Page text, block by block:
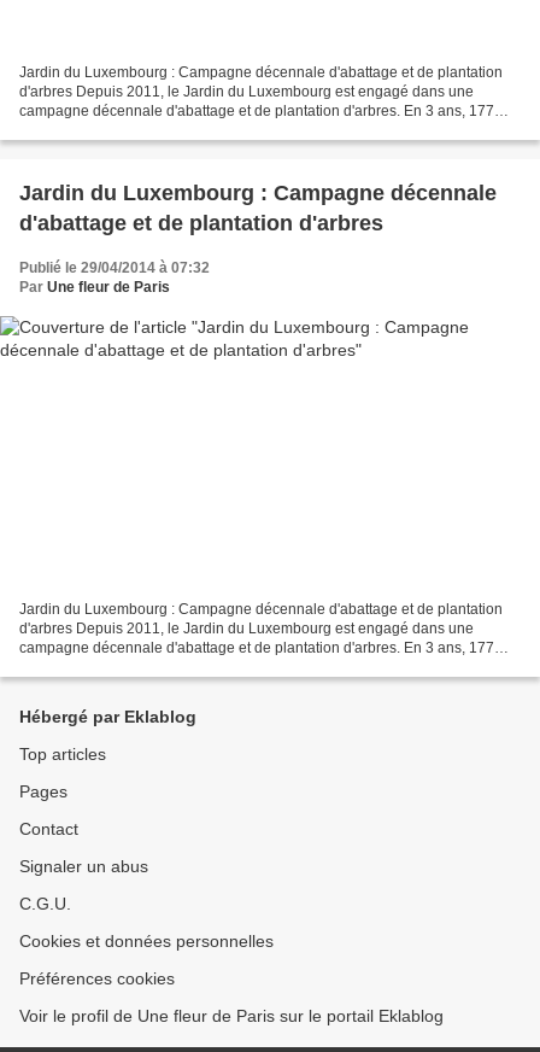
Jardin du Luxembourg : Campagne décennale d'abattage et de plantation
d'arbres Depuis 2011, le Jardin du Luxembourg est engagé dans une
campagne décennale d'abattage et de plantation d'arbres. En 3 ans, 177
Jardin du Luxembourg : Campagne décennale
d'abattage et de plantation d'arbres
Publié le 29/04/2014 à 07:32
Par Une fleur de Paris
Jardin du Luxembourg : Campagne décennale d'abattage et de plantation
d'arbres Depuis 2011, le Jardin du Luxembourg est engagé dans une
campagne décennale d'abattage et de plantation d'arbres. En 3 ans, 177
Hébergé par Eklablog
Top articles
Pages
Contact
Signaler un abus
C.G.U.
Cookies et données personnelles
Préférences cookies
Voir le profil de Une fleur de Paris sur le portail Eklablog